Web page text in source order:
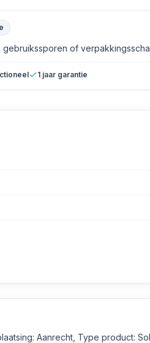
gebruikssporen of
1 jaar garantie
Aanrecht, Type product: